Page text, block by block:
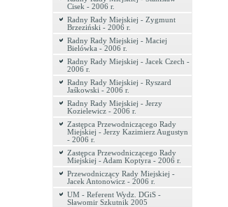
Cisek - 2006 r.
Radny Rady Miejskiej - Zygmunt
Brzeziński - 2006 r.
Radny Rady Miejskiej - Maciej
Bielówka - 2006 r.
Radny Rady Miejskiej - Jacek Czech -
2006 r.
Radny Rady Miejskiej - Ryszard
Jaśkowski - 2006 r.
Radny Rady Miejskiej - Jerzy
Kozielewicz - 2006 r.
Zastępca Przewodniczącego Rady
Miejskiej - Jerzy Kazimierz Augustyn
- 2006 r.
Zastępca Przewodniczącego Rady
Miejskiej - Adam Koptyra - 2006 r.
Przewodniczący Rady Miejskiej -
Jacek Antonowicz - 2006 r.
UM - Referent Wydz. DGiS -
Sławomir Szkutnik 2005